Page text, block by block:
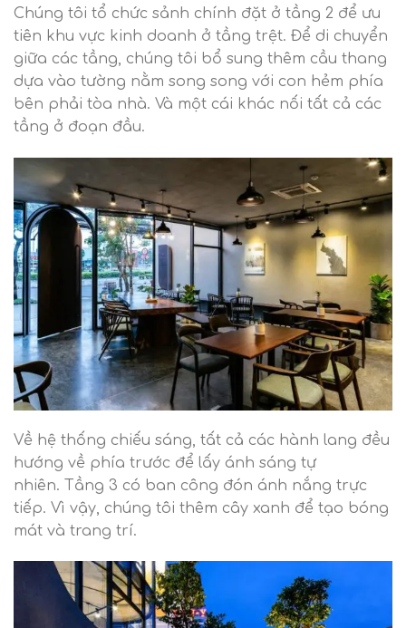
Chúng tôi tổ chức sảnh chính đặt ở tầng 2 để ưu
tiên khu vực kinh doanh ở tầng trệt. Để di chuyển
giữa các tầng, chúng tôi bổ sung thêm cầu thang
dựa vào tường nằm song song với con hẻm phía
bên phải tòa nhà. Và một cái khác nối tất cả các
tầng ở đoạn đầu.
Về hệ thống chiếu sáng, tất cả các hành lang đều
hướng về phía trước để lấy ánh sáng tự
nhiên. Tầng 3 có ban công đón ánh nắng trực
tiếp. Vì vậy, chúng tôi thêm cây xanh để tạo bóng
mát và trang trí.